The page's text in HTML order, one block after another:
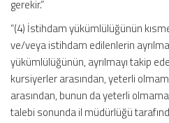
gerekir.”
“(4) İstihdam yükümlülüğünün
ve/veya istihdam edilenlerin
yükümlülüğünün, ayrılmayı takip
kursiyerler arasından, yeterli
arasından, bunun da yeterli
talebi sonunda il müdürlüğü